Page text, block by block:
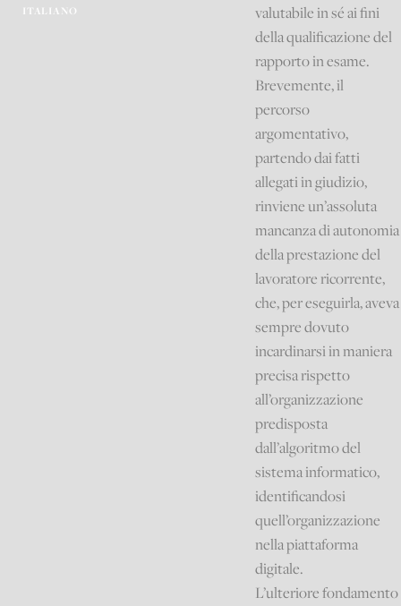
ITALIANO
valutabile in sé ai fini
della qualificazione del
rapporto in esame.
Brevemente, il
percorso
argomentativo,
partendo dai fatti
allegati in giudizio,
rinviene un’assoluta
mancanza di autonomia
della prestazione del
lavoratore ricorrente,
che, per eseguirla, aveva
sempre dovuto
incardinarsi in maniera
precisa rispetto
all’organizzazione
predisposta
dall’algoritmo del
sistema informatico,
identificandosi
quell’organizzazione
nella piattaforma
digitale.
L’ulteriore fondamento